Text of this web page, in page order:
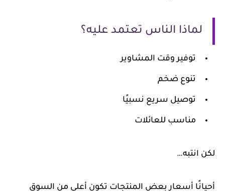
لماذا الناس تعتمد عليه؟
توفير وقت المشاوير
تنوع ضخم
توصيل سريع نسبيًا
مناسب للعائلات
انتبه…
أسعار بعض المنتجات تكون أعلى من السوق